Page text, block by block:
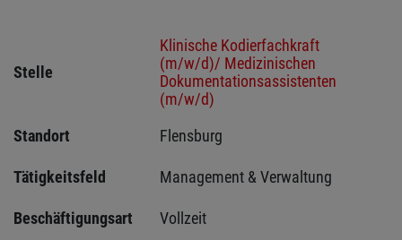
Stelle
Klinische Kodierfachkraft
(m/w/d)/ Medizinischen
Dokumentationsassistenten
(m/w/d)
Standort
Flensburg
Tätigkeitsfeld Management & Verwaltung
Beschäftigungsart Vollzeit